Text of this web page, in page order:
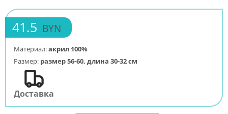
41.5 BYN
Материал:акрил 100%
Размер: размер 56-60, длина 30-32 см
Доставка